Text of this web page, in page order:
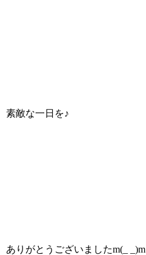
素敵な一日を♪
ありがとうございましたm(_ _)m